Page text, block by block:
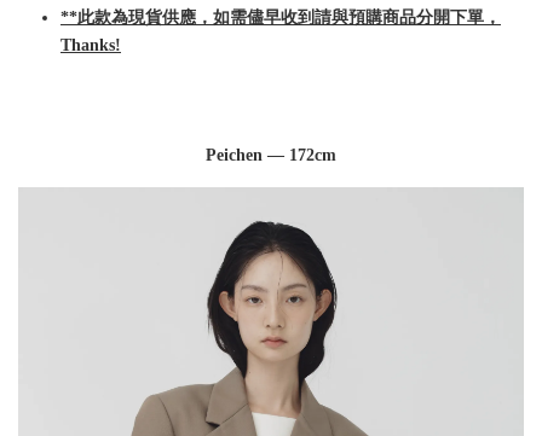
**此款為現貨供應，如需儘早收到請與預購商品分開下單，
Thanks!
Peichen — 172cm